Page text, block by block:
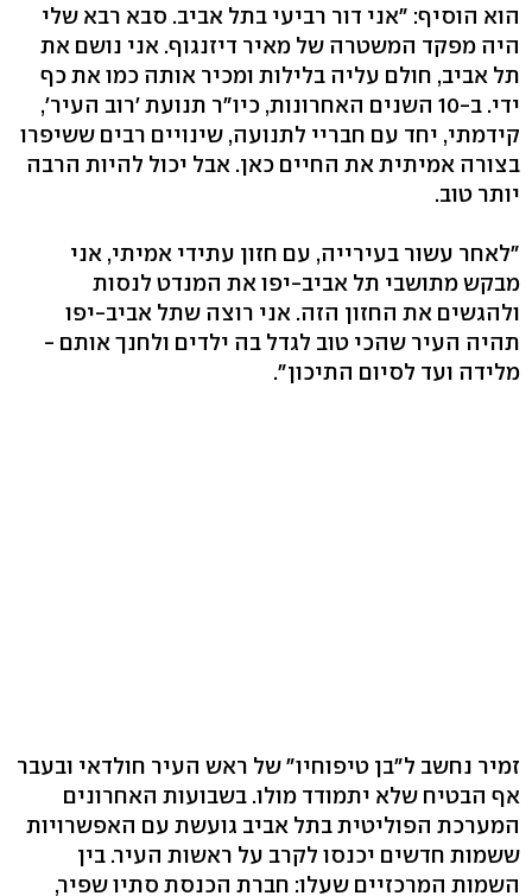
הוא הוסיף: "אני דור רביעי בתל אביב. סבא רבא שלי
היה מפקד המשטרה של מאיר דיזנגוף. אני נושם את
תל אביב, חולם עליה בלילות ומכיר אותה כמו את כף
ידי. ב-10 השנים האחרונות, כיו"ר תנועת 'רוב העיר',
קידמתי, יחד עם חבריי לתנועה, שינויים רבים ששיפרו
בצורה אמיתית את החיים כאן. אבל יכול להיות הרבה
יותר טוב.
"לאחר עשור בעירייה, עם חזון עתידי אמיתי, אני
מבקש מתושבי תל אביב-יפו את המנדט לנסות
ולהגשים את החזון הזה. אני רוצה שתל אביב-יפו
תהיה העיר שהכי טוב לגדל בה ילדים ולחנך אותם -
מלידה ועד לסיום התיכון".
זמיר נחשב ל"בן טיפוחיו" של ראש העיר חולדאי ובעבר
אף הבטיח שלא יתמודד מולו. בשבועות האחרונים
המערכת הפוליטית בתל אביב גועשת עם האפשרויות
ששמות חדשים יכנסו לקרב על ראשות העיר. בין
השמות המרכזיים שעלו: חברת הכנסת סתיו שפיר,